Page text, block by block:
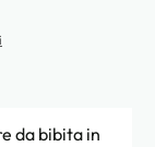
da bibita in